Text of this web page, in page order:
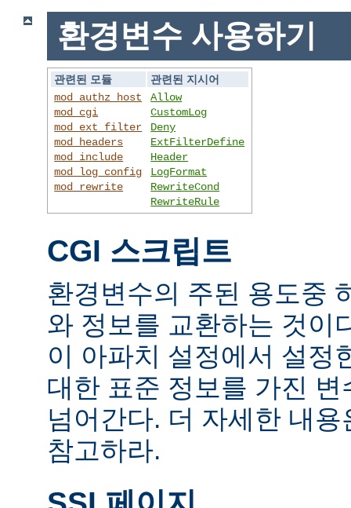
환경변수 사용하기
관련된 모듈
관련된 지시어
mod_authz_host
mod_cgi
mod_ext_filter
mod_headers
mod_include
mod_log_config
mod_rewrite
Allow
CustomLog
Deny
ExtFilterDefine
Header
LogFormat
RewriteCond
RewriteRule
CGI 스크립트
환경변수의 주된 용도중
와 정보를 교환하는 것이
이 아파치 설정에서 설정
대한 표준 정보를 가진
넘어간다. 더 자세한 내
참고하라.